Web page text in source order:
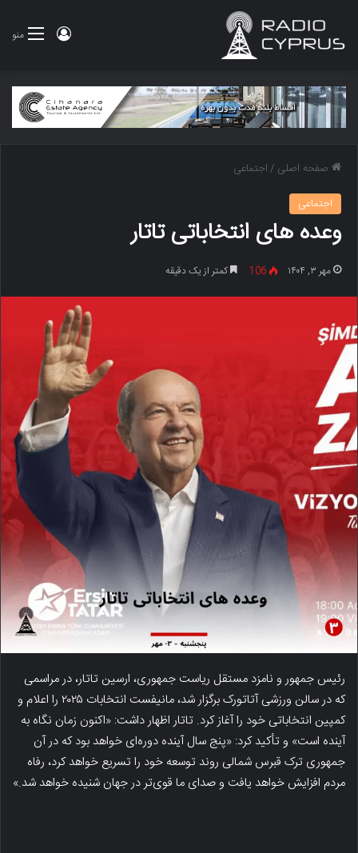
منو ورود
صفحه اصلی /اجتماعی
اجتماعی
وعده های انتخاباتی تاتار
مهر ۳, ۱۴۰۴ 106 کمتر از یک دقیقه
رئیس جمهور و نامزد مستقل ریاست جمهوری، ارسین تاتار، در مراسمی
که در سالن ورزشی آتاتورک برگزار شد، مانیفست انتخابات ۲۰۲۵ را اعلام و
کمپین انتخاباتی خود را آغاز کرد. تاتار اظهار داشت: «اکنون زمان نگاه به
آینده است» و تأکید کرد: «پنج سال آینده دوره‌ای خواهد بود که در آن
جمهوری ترک قبرس شمالی روند توسعه خود را تسریع خواهد کرد، رفاه
مردم افزایش خواهد یافت و صدای ما قوی‌تر در جهان شنیده خواهد شد.»